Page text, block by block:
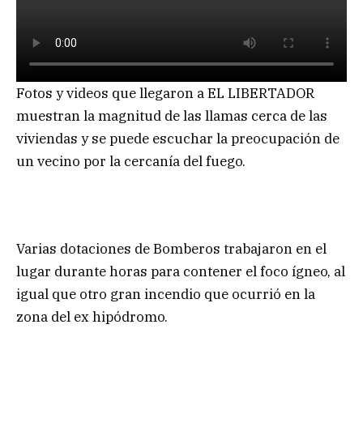
Fotos y videos que llegaron a EL LIBERTADOR
muestran la magnitud de las llamas cerca de las
viviendas y se puede escuchar la preocupación de
un vecino por la cercanía del fuego.
Varias dotaciones de Bomberos trabajaron en el
lugar durante horas para contener el foco ígneo, al
igual que otro gran incendio que ocurrió en la
zona del ex hipódromo.